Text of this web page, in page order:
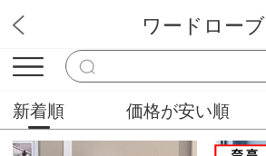
オフィス家具専門店
ワードローブ
新着順 価格が安い順